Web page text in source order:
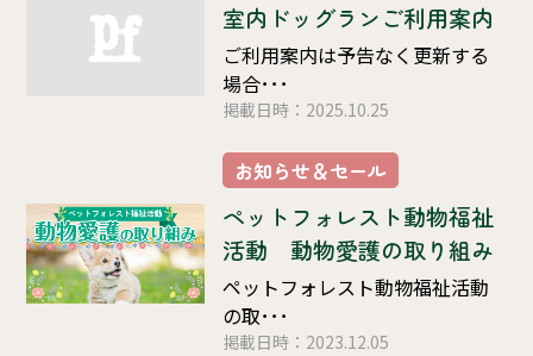
室内ドッグランご利用案内
ご利用案内は予告なく更新する
場合･･･
掲載日時：2025.10.25
お知らせ＆セール
ペットフォレスト動物福祉
活動 動物愛護の取り組み
ペットフォレスト動物福祉活動
の取･･･
掲載日時：2023.12.05